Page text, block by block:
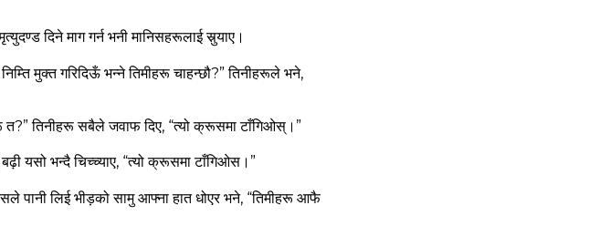
दिने माग गर्न भनी मानिसहरूलाई सुर्‍याए।
मुक्त गरिदिऊँ भन्‍ने तिमीहरू चाहन्‍छौ?”तिनीहरूले भने,
त?”तिनीहरू सबैले जवाफ दिए, “त्‍यो क्रूसमा टाँगिओस्‌।”
यसो भन्‍दै चिच्‍च्‍याए, “त्‍यो क्रूसमा टाँगिओस।”
पानी लिई भीड़को सामु आफ्‍ना हात धोएर भने, “तिमीहरू आफै